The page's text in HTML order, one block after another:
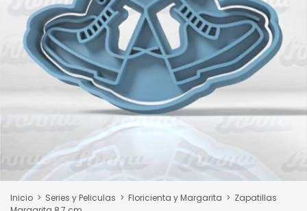
Inicio > Series y Peliculas > Floricienta y Margarita > Zapatillas